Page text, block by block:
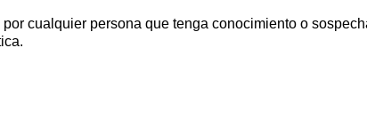
cualquier persona que tenga conocimiento o